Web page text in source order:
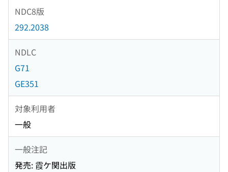
NDC8版
292.2038
NDLC
G71
GE351
対象利用者
一般
一般注記
発売: 霞ケ関出版